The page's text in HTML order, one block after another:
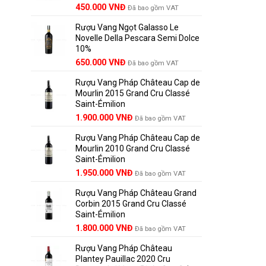
450.000 VNĐ Đã bao gồm VAT
Rượu Vang Ngọt Galasso Le
Novelle Della Pescara Semi Dolce
10%
650.000 VNĐ Đã bao gồm VAT
Rượu Vang Pháp Château Cap de
Mourlin 2015 Grand Cru Classé
Saint-Émilion
Giá
là:
2.800.000 VNĐ.
1.900.000 VNĐGiá
tại
là:
Đã bao gồm VAT
Rượu Vang Pháp Château Cap de
Mourlin 2010 Grand Cru Classé
Saint-Émilion
Giá
là:
2.950.000 VNĐ.
1.950.000 VNĐGiá
tại
là:
Đã bao gồm VAT
Rượu Vang Pháp Château Grand
Corbin 2015 Grand Cru Classé
Saint-Émilion
Giá
là:
2.500.000 VNĐ.
1.800.000 VNĐGiá
tại
là:
Đã bao gồm VAT
Rượu Vang Pháp Château
Plantey Pauillac 2020 Cru